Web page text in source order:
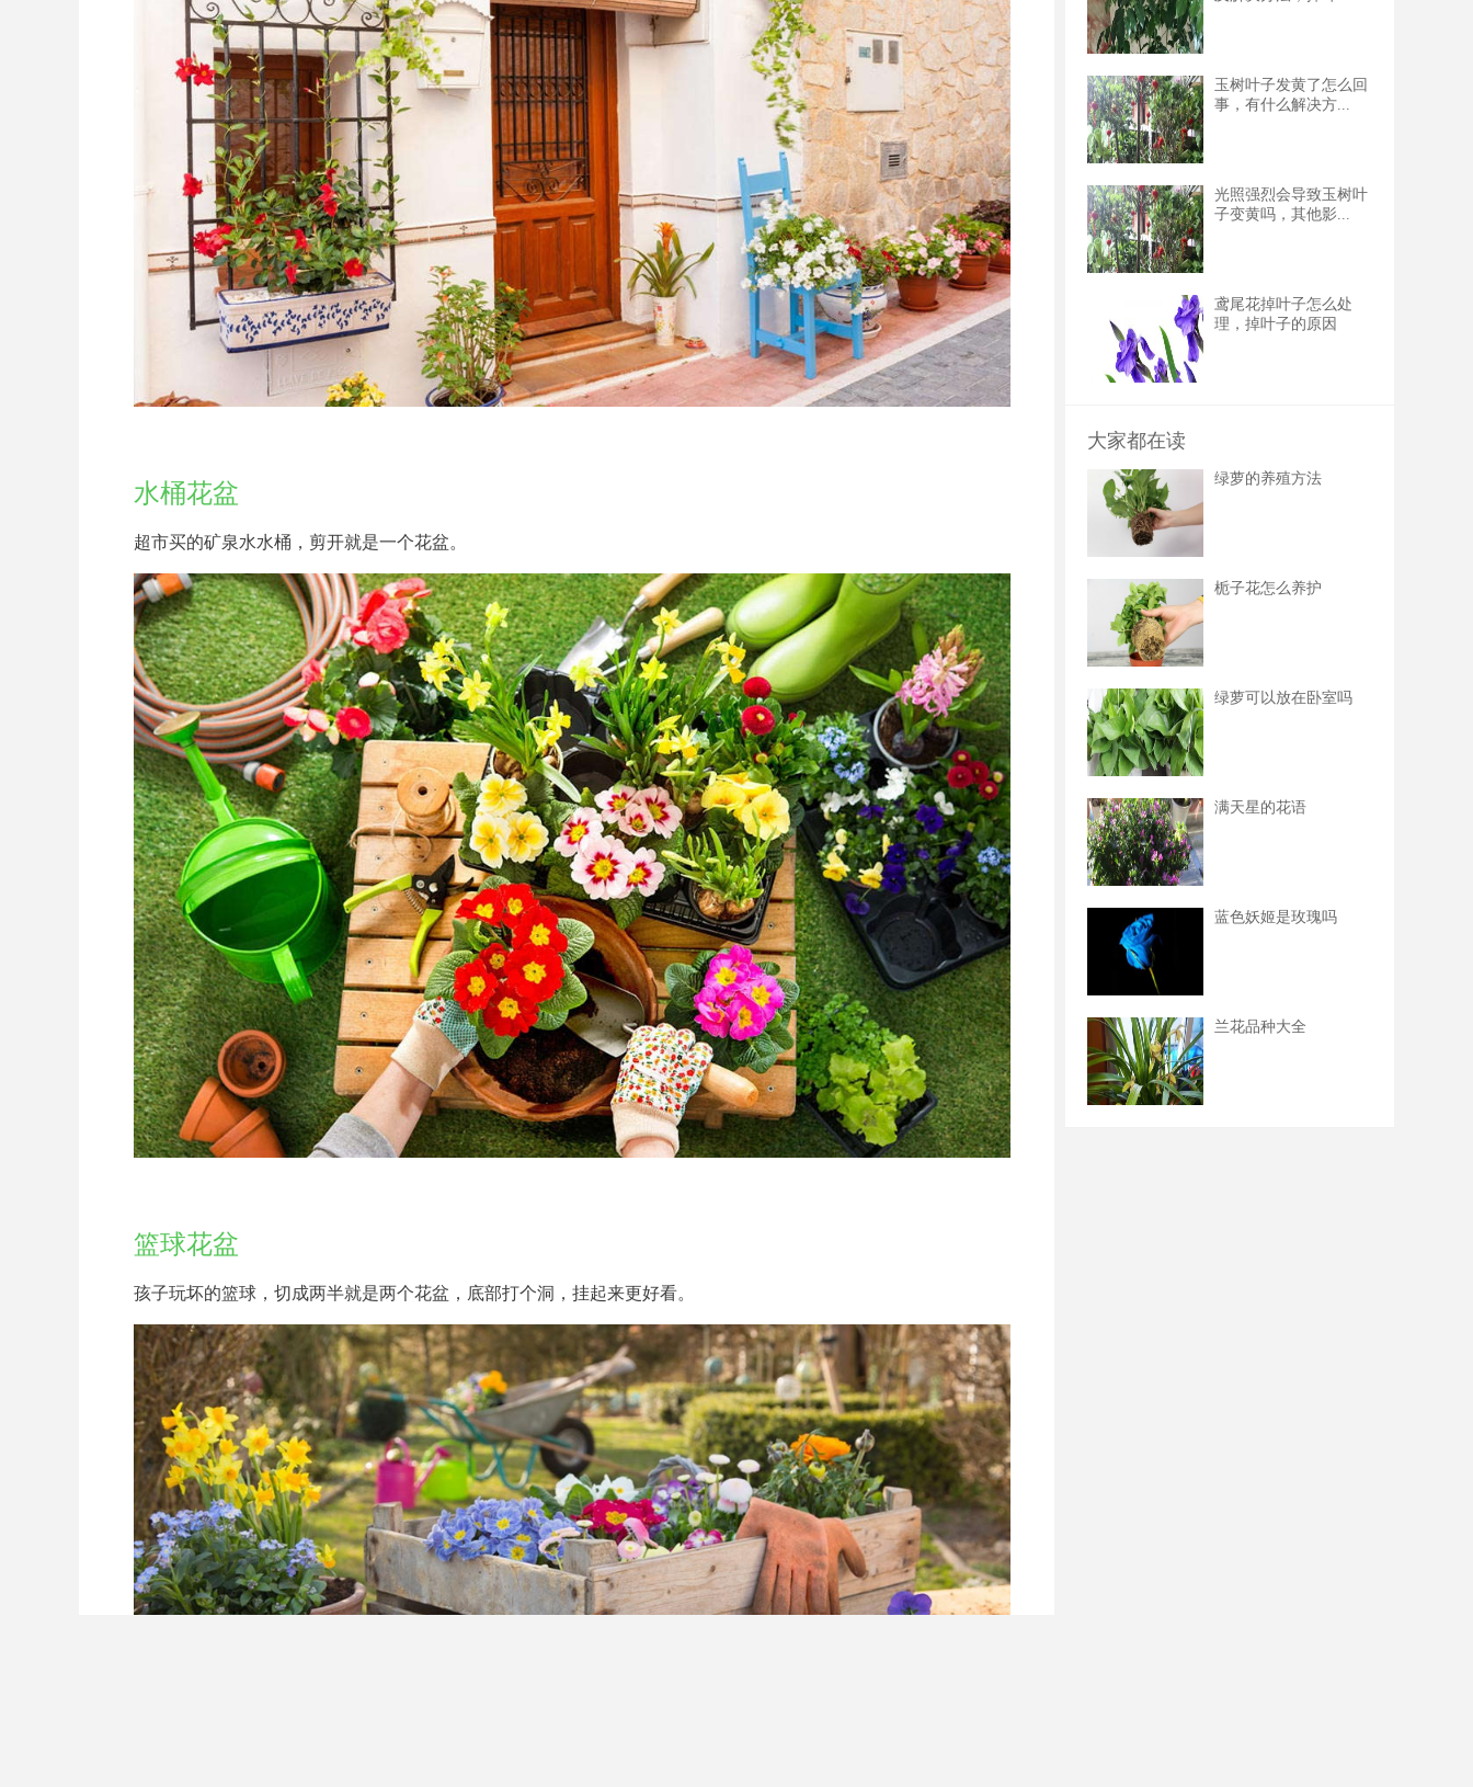
水桶花盆
超市买的矿泉水水桶，剪开就是一个花盆。
篮球花盆
孩子玩坏的篮球，切成两半就是两个花盆，底部打个洞，挂起来更好看。
玉树叶子发黄了怎么回
事，有什么解决方...
光照强烈会导致玉树叶
子变黄吗，其他影...
鸢尾花掉叶子怎么处
理，掉叶子的原因
大家都在读
绿萝的养殖方法
栀子花怎么养护
绿萝可以放在卧室吗
满天星的花语
蓝色妖姬是玫瑰吗
兰花品种大全